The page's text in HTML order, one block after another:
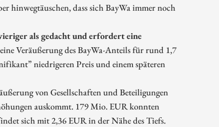
hinwegtäuschen, dass sich BayWa immer noch
als gedacht und erfordert eine
Veräußerung des BayWa-Anteils für rund 1,7
niedrigeren Preis und einem späteren
von Gesellschaften und Beteiligungen
auskommt. 179 Mio. EUR konnten
sich mit 2,36 EUR in der Nähe des Tiefs.